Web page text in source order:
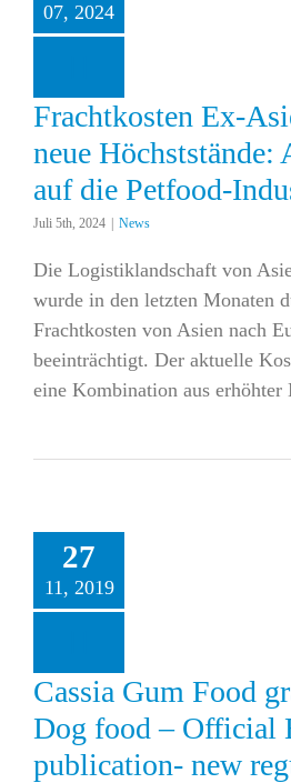
07, 2024
neue
News
Frachtkosten Ex-
neue Höchststände:
auf die Petfood-
Juli 5th, 2024 News
Die Logistiklandschaft von
wurde in den letzten Monaten
Frachtkosten von Asien nach
beeinträchtigt. Der aktuelle
eine Kombination aus
27
11, 2019
Food grade –
food – Official
new
industry
Cassia Gum Food
Dog food – Official
publication- new